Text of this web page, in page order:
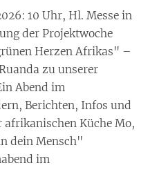
10 Uhr, Hl. Messe in
der Projektwoche
Herzen Afrikas" –
zu unserer
Abend im
Berichten, Infos und
afrikanischen Küche Mo,
dein Mensch"
im